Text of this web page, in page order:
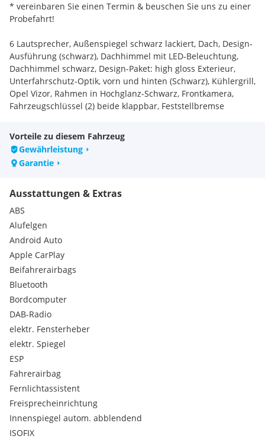
* vereinbaren Sie einen Termin & beuschen Sie uns zu einer
Probefahrt!
6 Lautsprecher, Außenspiegel schwarz lackiert, Dach, Design-
Ausführung (schwarz), Dachhimmel mit LED-Beleuchtung,
Dachhimmel schwarz, Design-Paket: high gloss Exterieur,
Unterfahrschutz-Optik, vorn und hinten (Schwarz), Kühlergrill,
Opel Vizor, Rahmen in Hochglanz-Schwarz, Frontkamera,
Fahrzeugschlüssel (2) beide klappbar, Feststellbremse
Getränkehalter, Kindersicherung, Kombiinstrument digital,
Komfortsitze vorn, Kopfstützen hinten (3-fach),
Kurvenbremskontrolle, Laderaumabdeckung, Lenksäule
(Lenkrad) verstellbar, Leseleuchten im Fond, Leseleuchten
Einschaltautomatik für Fahrlicht mit Tunnelerkennung,
Modellpflege, Opel Connect, Parkassistent-Paket,
nach Abgasnorm Euro 6e, Seitenscheiben
geräuschdämmend, Sitzverstellung vorn links (6-fach),
Sitzverstellung vorn rechts (6-fach), Sonnenblende /
Sonnenblenden mit Spiegel, Style-Paket, Dach Diamant-
Schwarz, Wärmeschutzverglasung hinten abgedunkelt (Solar-
Reifen-Reparaturkit
Vorteile zu diesem Fahrzeug
Gewährleistung
Garantie
Ausstattungen & Extras
ABS
Alufelgen
Android Auto
Apple CarPlay
Beifahrerairbags
Bluetooth
Bordcomputer
DAB-Radio
elektr. Fensterheber
elektr. Spiegel
ESP
Fahrerairbag
Fernlichtassistent
Freisprecheinrichtung
Innenspiegel autom. abblendend
ISOFIX